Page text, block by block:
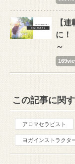
【
に！
～
この記事に関
アロマセラピスト
ヨガインストラクタ